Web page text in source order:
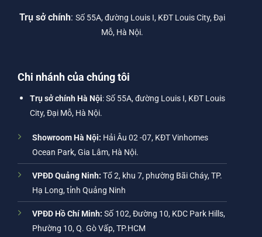
Trụ sở chính: Số 55A, đường Louis I, KĐT Louis City, Đại
Mỗ, Hà Nội.
Chi nhánh của chúng tôi
Trụ sở chính Hà Nội: Số 55A, đường Louis I, KĐT Louis
City, Đại Mỗ, Hà Nội.
Showroom Hà Nội: Hải Âu 02 -07, KĐT Vinhomes
Ocean Park, Gia Lâm, Hà Nội.
VPĐD Quảng Ninh: Tổ 2, khu 7, phường Bãi Cháy, TP.
Hạ Long, tỉnh Quảng Ninh
VPĐD Hồ Chí Minh: Số 102, Đường 10, KDC Park Hills,
Phường 10, Q. Gò Vấp, TP.HCM